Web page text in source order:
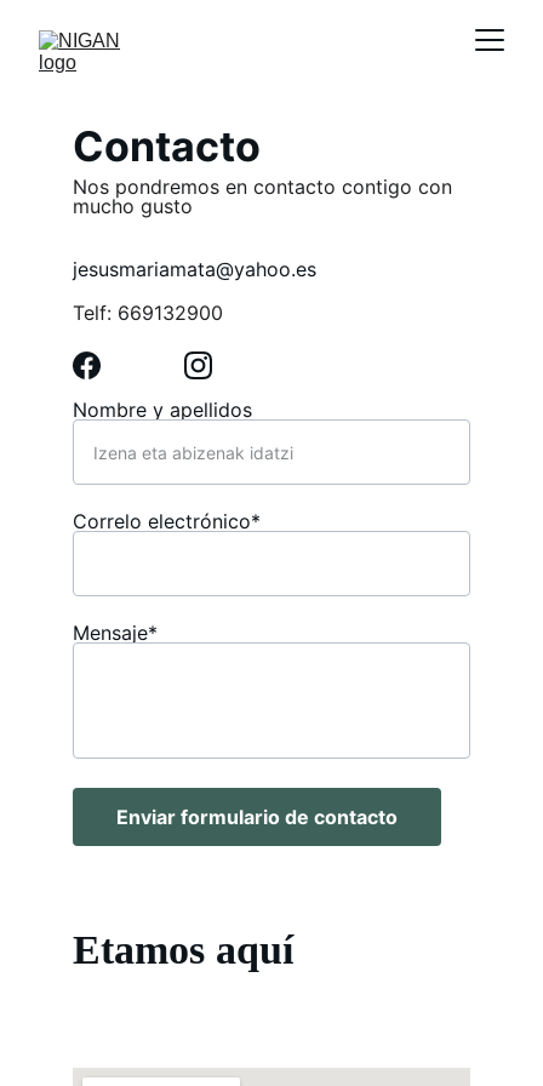
Nombre y apellidos
Correlo electrónico*
Mensaje*
Enviar formulario de contacto
Contacto
Nos pondremos en contacto contigo con
mucho gusto
jesusmariamata@yahoo.es
Telf: 669132900
Etamos aquí